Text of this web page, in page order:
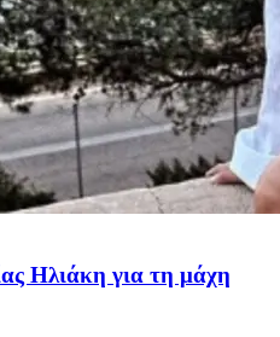
Ηλιάκη για τη μάχη